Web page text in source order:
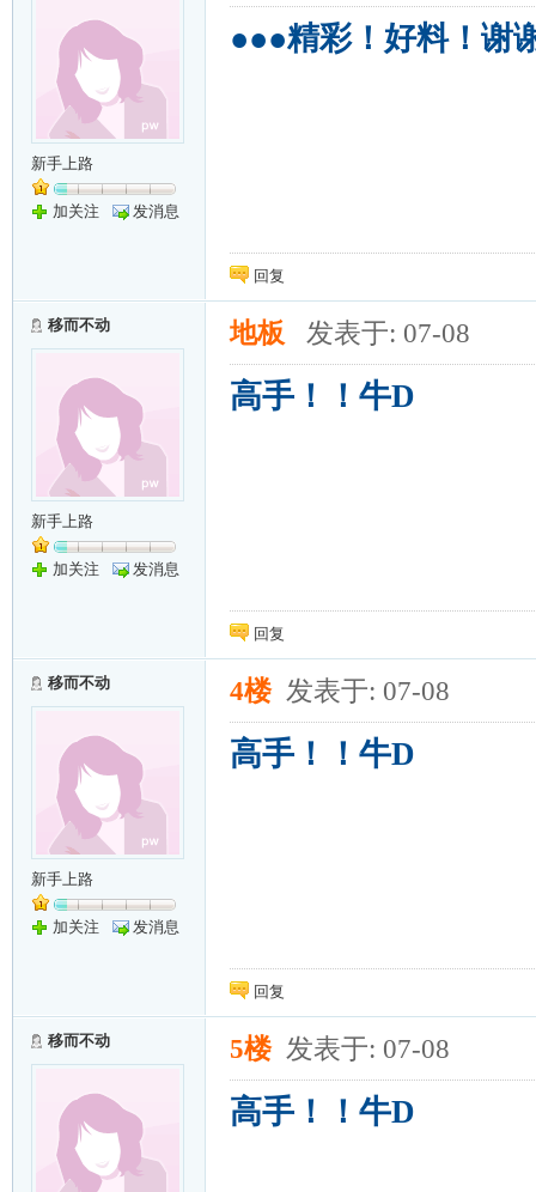
新手上路
加关注 发消息
●●●精彩！好料！谢
回复
移而不动
新手上路
加关注 发消息
地板 发表于: 07-08
高手！！牛D
回复
移而不动
新手上路
加关注 发消息
4楼 发表于: 07-08
高手！！牛D
回复
移而不动 5楼 发表于: 07-08
高手！！牛D